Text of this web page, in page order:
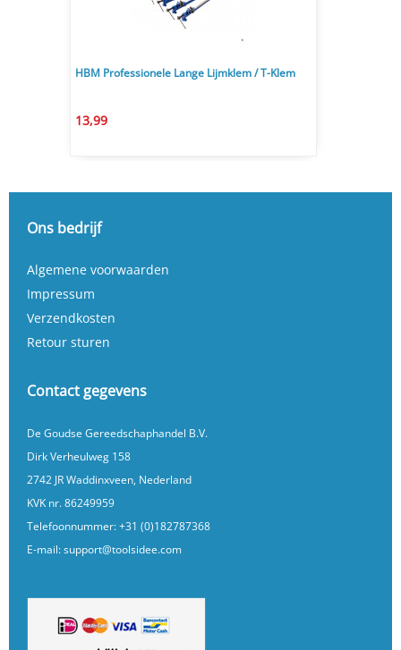
HBM Professionele Lange Lijmklem / T-Klem
13,99
Ons bedrijf
Algemene voorwaarden
Impressum
Verzendkosten
Retour sturen
Contact gegevens
De Goudse Gereedschaphandel B.V.
Dirk Verheulweg 158
2742 JR Waddinxveen, Nederland
KVK nr. 86249959
Telefoonnummer:+31 (0)182787368
E-mail:support@toolsidee.com